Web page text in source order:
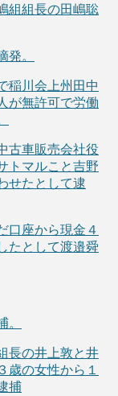
組組長の田嶋聡
発。
稲川会上州田中
が無許可で労働
古車販売会社役
トマルこと吉野
せたとして逮
口座から現金４
たとして渡邉舜
。
長の井上敦と井
歳の女性から１
捕